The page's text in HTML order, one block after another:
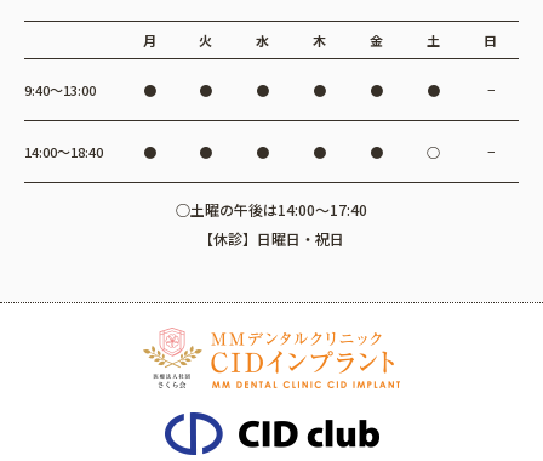
月 火 水 木 金 土 日
9:40〜13:00 ● ● ● ● ● ● −
14:00〜18:40 ● ● ● ● ● ○ −
○土曜の午後は14:00～17:40
【休診】日曜日・祝日